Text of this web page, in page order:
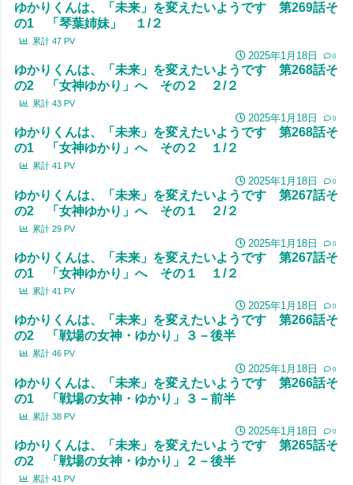
ゆかりくんは、「未来」を変えたいようです 第269話そ
の1 「琴葉姉妹」 １/２
累計 47 PV
2025年1月18日 0
ゆかりくんは、「未来」を変えたいようです 第268話そ
の2 「女神ゆかり」へ その２ ２/２
累計 43 PV
2025年1月18日 0
ゆかりくんは、「未来」を変えたいようです 第268話そ
の1 「女神ゆかり」へ その２ １/２
累計 41 PV
2025年1月18日 0
ゆかりくんは、「未来」を変えたいようです 第267話そ
の2 「女神ゆかり」へ その１ ２/２
累計 29 PV
2025年1月18日 0
ゆかりくんは、「未来」を変えたいようです 第267話そ
の1 「女神ゆかり」へ その１ １/２
累計 41 PV
2025年1月18日 0
ゆかりくんは、「未来」を変えたいようです 第266話そ
の2 「戦場の女神・ゆかり」３－後半
累計 46 PV
2025年1月18日 0
ゆかりくんは、「未来」を変えたいようです 第266話そ
の1 「戦場の女神・ゆかり」３－前半
累計 38 PV
2025年1月18日 0
ゆかりくんは、「未来」を変えたいようです 第265話そ
の2 「戦場の女神・ゆかり」２－後半
累計 41 PV